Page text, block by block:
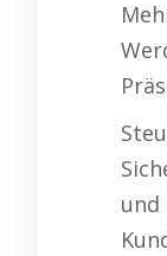
und